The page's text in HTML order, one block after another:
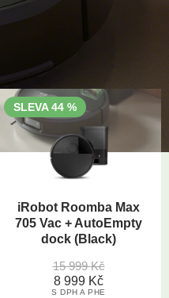
SLEVA 44 %
iRobot Roomba Max
705 Vac + AutoEmpty
dock (Black)
15 999Kč
8 999 Kč
S DPH A PHE